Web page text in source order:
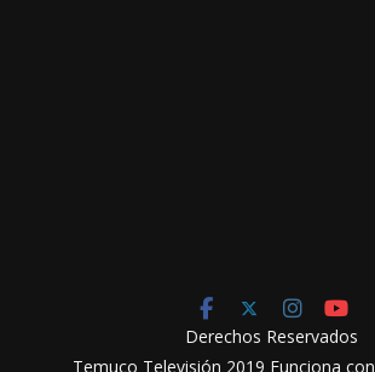
Derechos Reservados
Temuco Televisión 2019 Funciona con